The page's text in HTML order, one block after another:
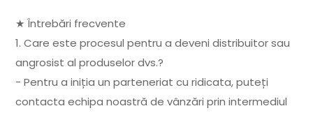
★ Întrebări frecvente
1. Care este procesul pentru a deveni distribuitor sau
angrosist al produselor dvs.?
- Pentru a iniția un parteneriat cu ridicata, puteți
contacta echipa noastră de vânzări prin intermediul